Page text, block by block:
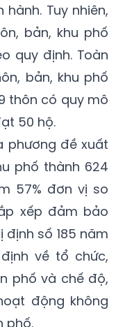
Tuy nhiên,
bản, khu phố
quy định. Toàn
bản, khu phố
thôn có quy mô
50 hộ.
phương đề xuất
phố thành 624
57% đơn vị so
xếp đảm bảo
số 185 năm
về tổ chức,
phố và chế độ,
động không
phố.